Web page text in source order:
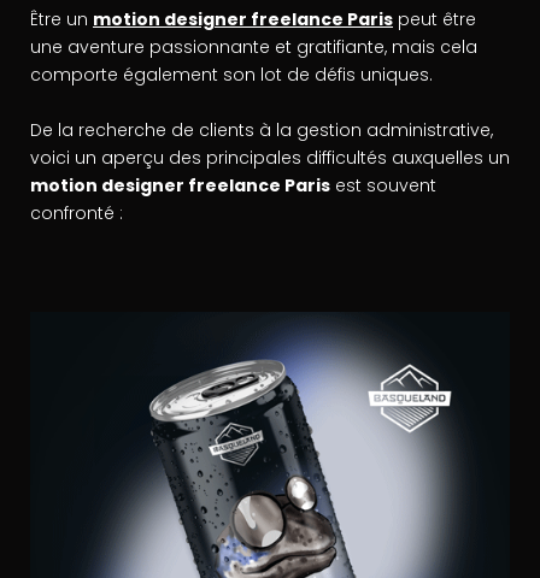
Être un motion designer freelance Paris peut être
une aventure passionnante et gratifiante, mais cela
comporte également son lot de défis uniques.
De la recherche de clients à la gestion administrative,
voici un aperçu des principales difficultés auxquelles un
motion designer freelance Paris est souvent
confronté :